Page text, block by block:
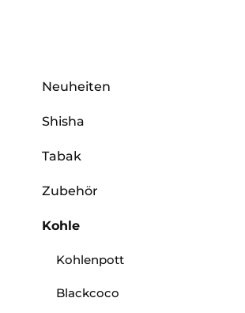
Neuheiten
Shisha
Tabak
Zubehör
Kohle
Kohlenpott
Blackcoco